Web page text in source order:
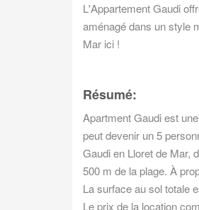
L'Appartement Gaudi
aménagé dans un style
Mar ici !
Résumé:
Apartment Gaudi est
peut devenir un 5
Gaudi en Lloret de Mar,
500 m de la plage. À
La surface au sol totale
Le prix de la location